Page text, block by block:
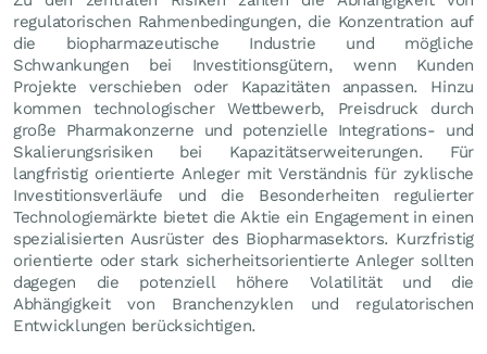
regulatorischen Rahmenbedingungen, die Konzentration auf
die biopharmazeutische Industrie und mögliche
Schwankungen bei Investitionsgütern, wenn Kunden
Projekte verschieben oder Kapazitäten anpassen. Hinzu
kommen technologischer Wettbewerb, Preisdruck durch
große Pharmakonzerne und potenzielle Integrations- und
Skalierungsrisiken bei Kapazitätserweiterungen. Für
langfristig orientierte Anleger mit Verständnis für zyklische
Investitionsverläufe und die Besonderheiten regulierter
Technologiemärkte bietet die Aktie ein Engagement in einen
spezialisierten Ausrüster des Biopharmasektors. Kurzfristig
orientierte oder stark sicherheitsorientierte Anleger sollten
dagegen die potenziell höhere Volatilität und die
Abhängigkeit von Branchenzyklen und regulatorischen
Entwicklungen berücksichtigen.